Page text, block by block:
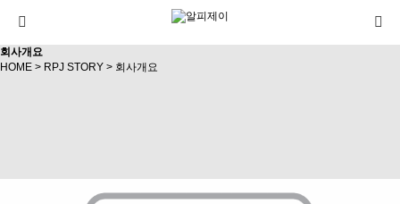
회사개요
HOME > RPJ STORY > 회사개요